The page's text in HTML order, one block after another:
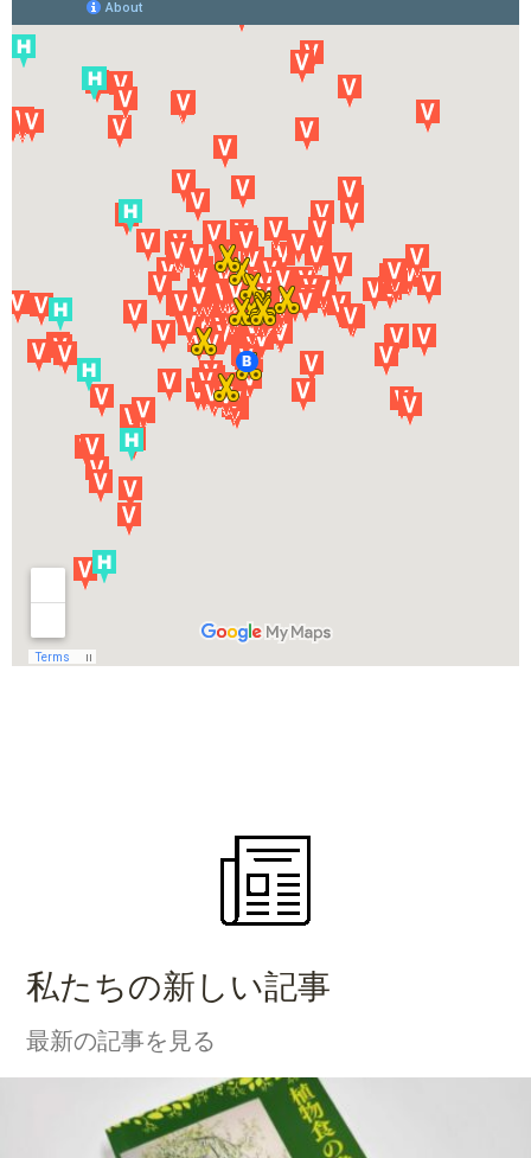
私たちの新しい記事
最新の記事を見る